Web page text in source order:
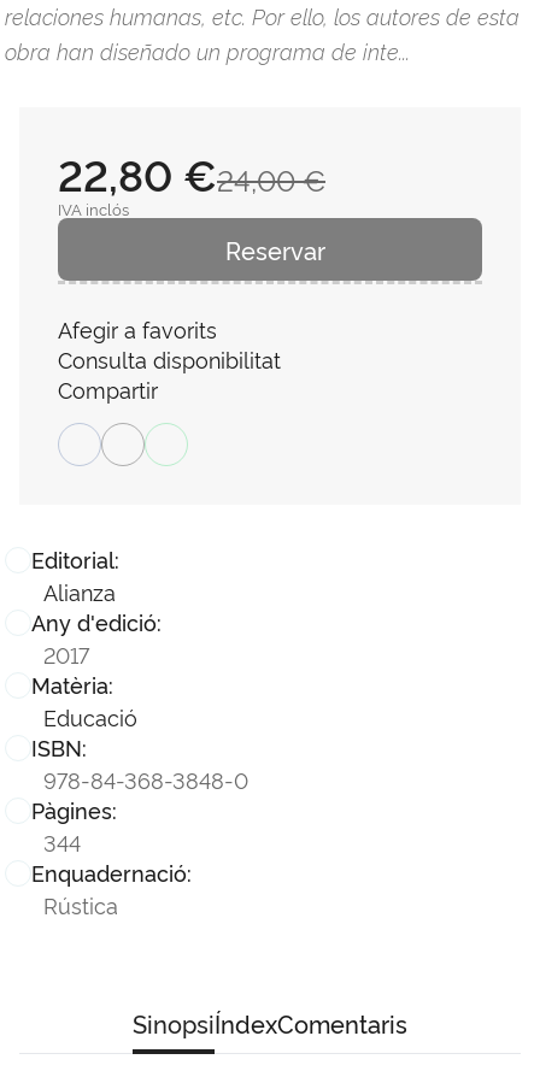
relaciones humanas, etc. Por ello, los autores de esta
obra han diseñado un programa de inte...
Editorial:
Alianza
Any d'edició:
2017
Matèria:
Educació
ISBN:
978-84-368-3848-0
Pàgines:
344
Enquadernació:
Rústica
24,00 €
22,80 €
IVA inclós
Reservar
Afegir a favorits
Consulta disponibilitat
Compartir
SinopsiÍndexComentaris